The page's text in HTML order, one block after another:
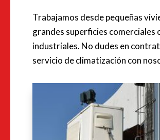
Trabajamos desde pequeñas
grandes superficies comerciales
industriales. No dudes en
servicio de climatización con